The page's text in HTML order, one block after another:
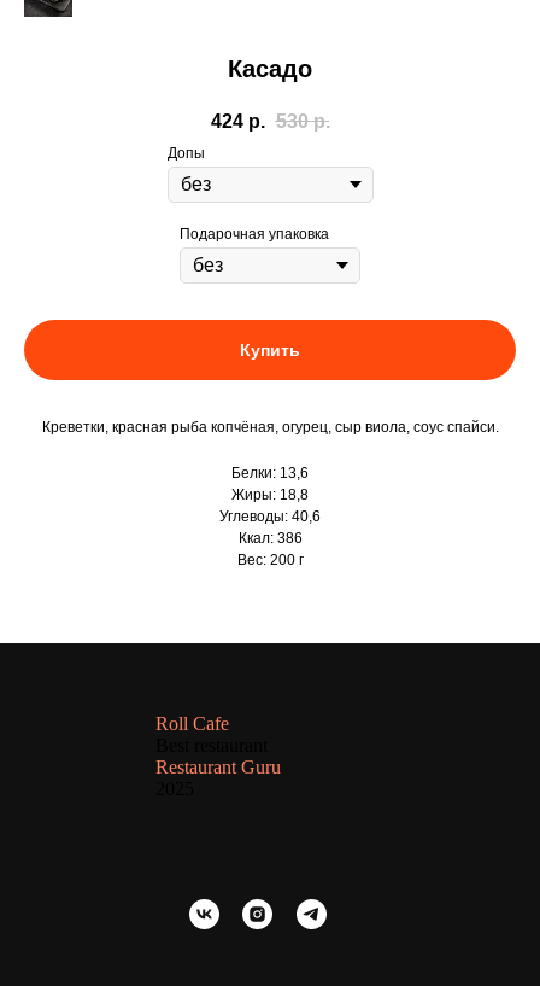
Касадо
424 р. 530 р.
Допы
Подарочная упаковка
Купить
Креветки, красная рыба копчёная, огурец, сыр виола, соус спайси.
Белки: 13,6
Жиры: 18,8
Углеводы: 40,6
Ккал: 386
Вес: 200 г
Roll Cafe
Restaurant Guru